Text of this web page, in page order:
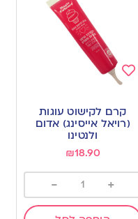
wishlist
קרם לקישוט עוגות
(רויאל אייסינג) אדום
ולנטינו
₪18.90
+
-